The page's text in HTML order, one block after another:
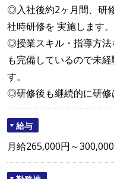
◎入社後約2ヶ月間、研
社時研修を 実施します。
◎授業スキル・指導方法
も完備しているので未
す。
◎研修後も継続的に研修
給与
月給265,000円～